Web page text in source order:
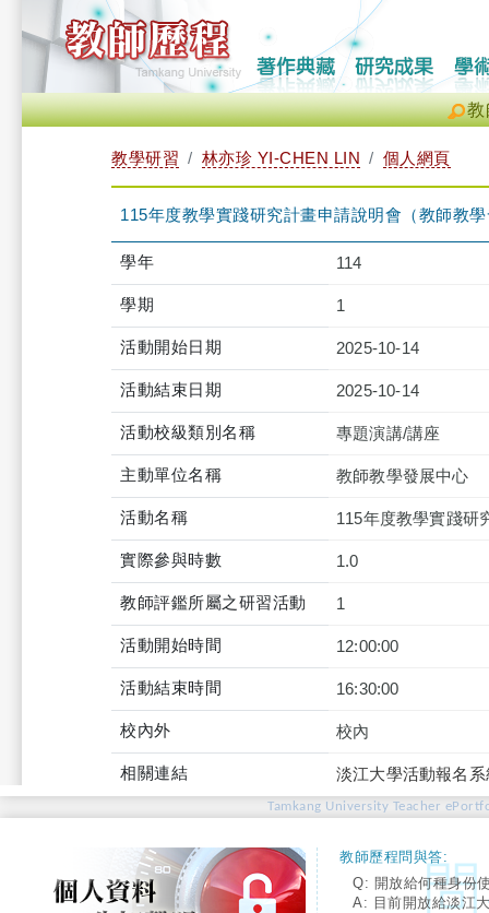
教
教學研習 林亦珍 YI-CHEN LIN 個人網頁
115年度教學實踐研究計畫申請說明會（教師教
學年 114
學期 1
活動開始日期 2025-10-14
活動結束日期 2025-10-14
活動校級類別名稱 專題演講/講座
主動單位名稱 教師教學發展中心
活動名稱 115年度教學實踐研
實際參與時數 1.0
教師評鑑所屬之研習活動 1
活動開始時間 12:00:00
活動結束時間 16:30:00
校內外 校內
相關連結 淡江大學活動報名
Tamkang University Teacher
教師歷程問與答:
Q: 開放給何種身份
A: 目前開放給淡江